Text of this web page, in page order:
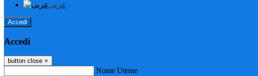
عربى
Accedi
Accedi
button close ×
Nome Utente